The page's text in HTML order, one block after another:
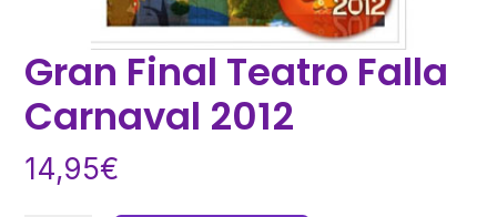
Gran Final Teatro Falla
Carnaval 2012
14,95€